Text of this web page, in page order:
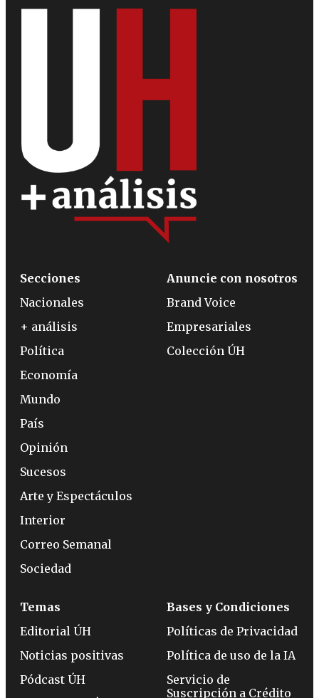
Secciones
Nacionales
+ análisis
Política
Economía
Mundo
País
Opinión
Sucesos
Arte y Espectáculos
Interior
Correo Semanal
Sociedad
Anuncie con nosotros
Brand Voice
Empresariales
Colección ÚH
Temas
Editorial ÚH
Noticias positivas
Pódcast ÚH
Bases y Condiciones
Políticas de Privacidad
Política de uso de la IA
Servicio de
Suscripción a Crédito